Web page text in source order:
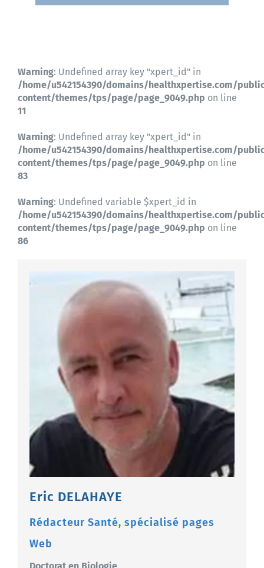
Warning: Undefined array key "xpert_id" in
/home/u542154390/domains/healthxpertise.com/
content/themes/tps/page/page_9049.php on line
11
Warning: Undefined array key "xpert_id" in
/home/u542154390/domains/healthxpertise.com/
content/themes/tps/page/page_9049.php on line
83
Warning: Undefined variable $xpert_id in
/home/u542154390/domains/healthxpertise.com/
content/themes/tps/page/page_9049.php on line
86
Eric DELAHAYE
Rédacteur Santé, spécialisé pages
Web